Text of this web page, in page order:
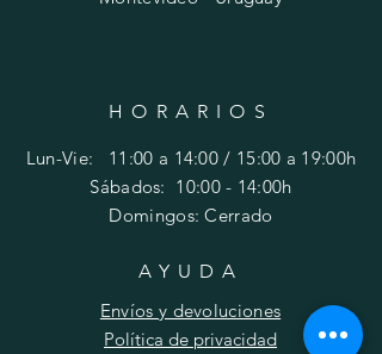
HORARIOS
Lun-Vie: 11:00 a 14:00 / 15:00 a 19:00h
​​Sábados: 10:00 - 14:00h
Domingos: Cerrado
AYUDA
Envíos y devoluciones
Política de privacidad